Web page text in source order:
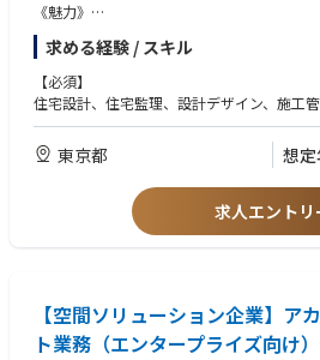
《魅力》
マンションの状態・販売価格に合わせた柔
設備機器入替えリフォームとは異なり、時
さを追求するため、間取りから見直す事が多
住空間のトータルプランを行っています。
て効率的に行うことができます。
《主な例》価格：1.2億、エリア：23区
求める経験 / スキル
【必須】
住宅設計、住宅監理、設計デザイン、施工
東京都 想
求人エントリ
【空間ソリューション企業】ア
ト業務（エンタープライズ向け）